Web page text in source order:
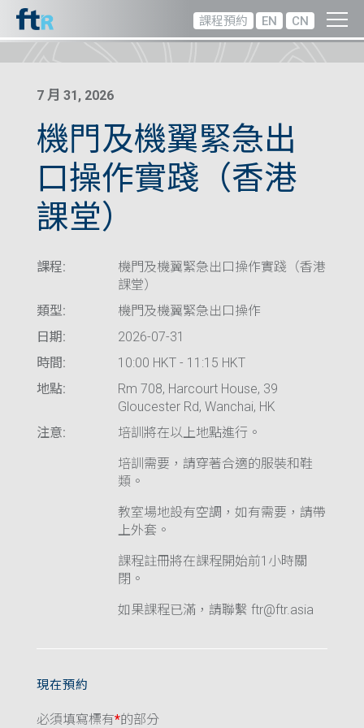
課程預約 EN CN
7 月 31, 2026
機門及機翼緊急出
口操作實踐（香港
課堂）
課程:
機門及機翼緊急出口操作實踐（香港
課堂）
類型:
機門及機翼緊急出口操作
日期:
2026-07-31
時間:
10:00 HKT - 11:15 HKT
地點:
Rm 708, Harcourt House, 39
Gloucester Rd, Wanchai, HK
注意:
培訓將在以上地點進行。
培訓需要，請穿著合適的服裝和鞋
類。
教室場地設有空調，如有需要，請帶
上外套。
課程註冊將在課程開始前1小時關
閉。
如果課程已滿，請聯繫 ftr@ftr.asia
現在預約
必須填寫標有*的部分